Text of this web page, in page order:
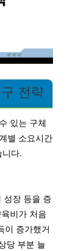
전략
있는 구체
별 소요시간
니다.
성장 등을 증
비가 처음
이 증가했거
당 부분 늘